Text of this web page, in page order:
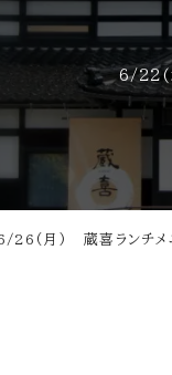
6/22(
26(月) 蔵喜ランチメ